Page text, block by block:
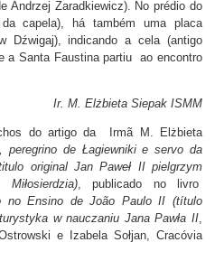
Andrzej Zaradkiewicz). No prédio do
capela), há também uma placa
Dźwigaj), indicando a cela (antigo
a Santa Faustina partiu ao encontro
Ir. M. Elżbieta Siepak ISMM
do artigo da Irmã M. Elżbieta
peregrino de Łagiewniki e servo da
original Jan Paweł II pielgrzym
, publicado no livro
no Ensino de João Paulo II (título
w nauczaniu Jana Pawła II,
e Izabela Sołjan, Cracóvia